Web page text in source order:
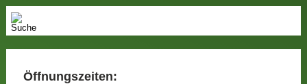
Öffnungszeiten: